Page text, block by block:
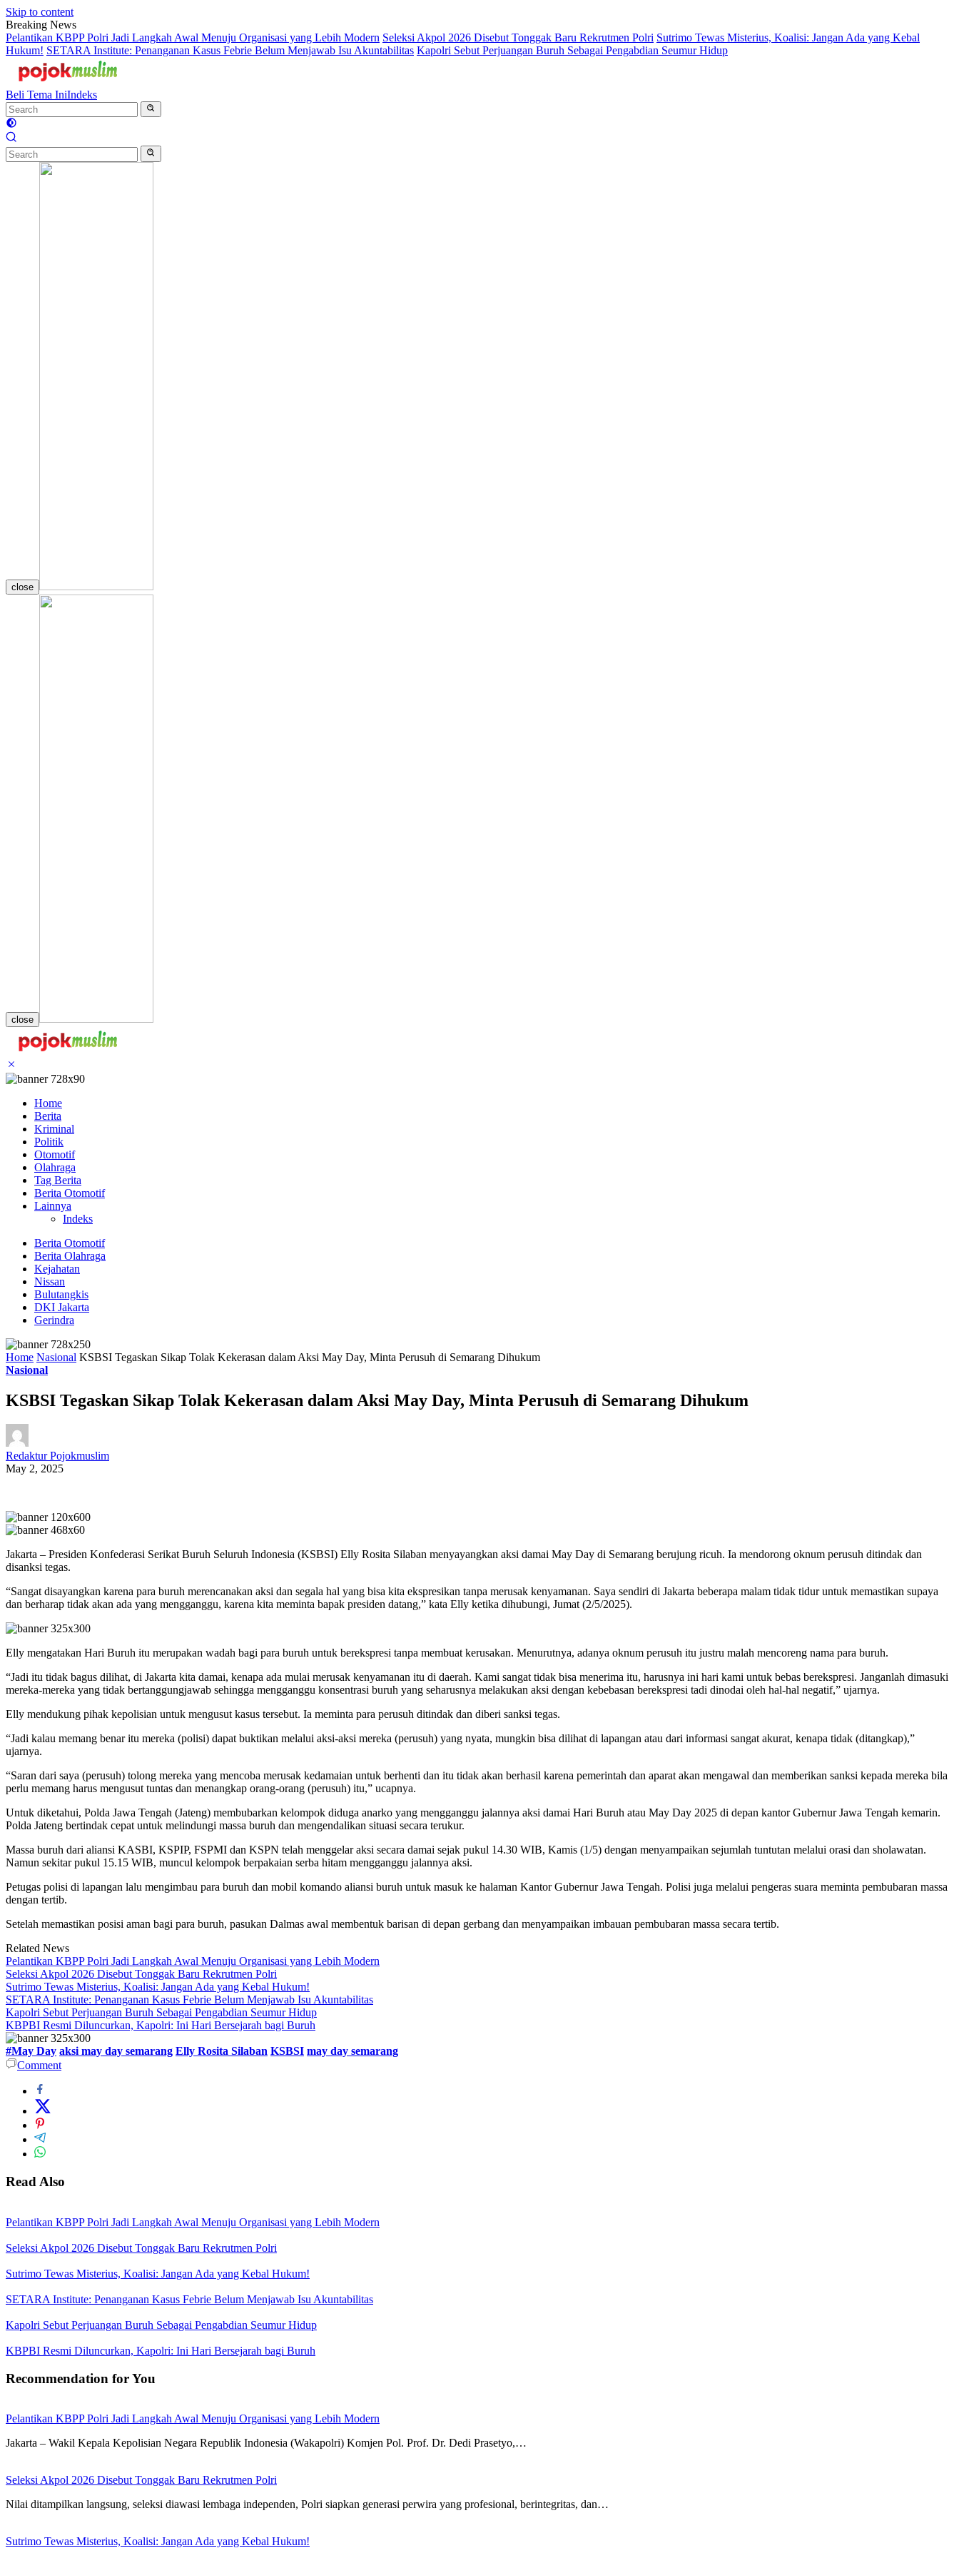
Skip to content
Breaking News
Pelantikan KBPP Polri Jadi Langkah Awal Menuju Organisasi yang Lebih Modern Seleksi Akpol 2026 Disebut Tonggak Baru Rekrutmen Polri Sutrimo Tewas Misterius, Koalisi: Jangan Ada yang Kebal
Hukum! SETARA Institute: Penanganan Kasus Febrie Belum Menjawab Isu Akuntabilitas Kapolri Sebut Perjuangan Buruh Sebagai Pengabdian Seumur Hidup
Beli Tema IniIndeks
close
close
Home
Berita
Kriminal
Politik
Otomotif
Olahraga
Tag Berita
Berita Otomotif
Lainnya
Indeks
Berita Otomotif
Berita Olahraga
Kejahatan
Nissan
Bulutangkis
DKI Jakarta
Gerindra
Home Nasional KSBSI Tegaskan Sikap Tolak Kekerasan dalam Aksi May Day, Minta Perusuh di Semarang Dihukum
Nasional
KSBSI Tegaskan Sikap Tolak Kekerasan dalam Aksi May Day, Minta Perusuh di Semarang Dihukum
Redaktur Pojokmuslim
May 2, 2025
Jakarta – Presiden Konfederasi Serikat Buruh Seluruh Indonesia (KSBSI) Elly Rosita Silaban menyayangkan aksi damai May Day di Semarang berujung ricuh. Ia mendorong oknum perusuh ditindak dan
disanksi tegas.
“Sangat disayangkan karena para buruh merencanakan aksi dan segala hal yang bisa kita ekspresikan tanpa merusak kenyamanan. Saya sendiri di Jakarta beberapa malam tidak tidur untuk memastikan supaya
dan berharap tidak akan ada yang mengganggu, karena kita meminta bapak presiden datang,” kata Elly ketika dihubungi, Jumat (2/5/2025).
Elly mengatakan Hari Buruh itu merupakan wadah bagi para buruh untuk berekspresi tanpa membuat kerusakan. Menurutnya, adanya oknum perusuh itu justru malah mencoreng nama para buruh.
“Jadi itu tidak bagus dilihat, di Jakarta kita damai, kenapa ada mulai merusak kenyamanan itu di daerah. Kami sangat tidak bisa menerima itu, harusnya ini hari kami untuk bebas berekspresi. Janganlah dimasuki
mereka-mereka yang tidak bertanggungjawab sehingga mengganggu konsentrasi buruh yang seharusnya melakukan aksi dengan kebebasan berekspresi tadi dinodai oleh hal-hal negatif,” ujarnya.
Elly mendukung pihak kepolisian untuk mengusut kasus tersebut. Ia meminta para perusuh ditindak dan diberi sanksi tegas.
“Jadi kalau memang benar itu mereka (polisi) dapat buktikan melalui aksi-aksi mereka (perusuh) yang nyata, mungkin bisa dilihat di lapangan atau dari informasi sangat akurat, kenapa tidak (ditangkap),”
ujarnya.
“Saran dari saya (perusuh) tolong mereka yang mencoba merusak kedamaian untuk berhenti dan itu tidak akan berhasil karena pemerintah dan aparat akan mengawal dan memberikan sanksi kepada mereka bila
perlu memang harus mengusut tuntas dan menangkap orang-orang (perusuh) itu,” ucapnya.
Untuk diketahui, Polda Jawa Tengah (Jateng) membubarkan kelompok diduga anarko yang mengganggu jalannya aksi damai Hari Buruh atau May Day 2025 di depan kantor Gubernur Jawa Tengah kemarin.
Polda Jateng bertindak cepat untuk melindungi massa buruh dan mengendalikan situasi secara terukur.
Massa buruh dari aliansi KASBI, KSPIP, FSPMI dan KSPN telah menggelar aksi secara damai sejak pukul 14.30 WIB, Kamis (1/5) dengan menyampaikan sejumlah tuntutan melalui orasi dan sholawatan.
Namun sekitar pukul 15.15 WIB, muncul kelompok berpakaian serba hitam mengganggu jalannya aksi.
Petugas polisi di lapangan lalu mengimbau para buruh dan mobil komando aliansi buruh untuk masuk ke halaman Kantor Gubernur Jawa Tengah. Polisi juga melalui pengeras suara meminta pembubaran massa
dengan tertib.
Setelah memastikan posisi aman bagi para buruh, pasukan Dalmas awal membentuk barisan di depan gerbang dan menyampaikan imbauan pembubaran massa secara tertib.
Related News
Pelantikan KBPP Polri Jadi Langkah Awal Menuju Organisasi yang Lebih Modern
Seleksi Akpol 2026 Disebut Tonggak Baru Rekrutmen Polri
Sutrimo Tewas Misterius, Koalisi: Jangan Ada yang Kebal Hukum!
SETARA Institute: Penanganan Kasus Febrie Belum Menjawab Isu Akuntabilitas
Kapolri Sebut Perjuangan Buruh Sebagai Pengabdian Seumur Hidup
KBPBI Resmi Diluncurkan, Kapolri: Ini Hari Bersejarah bagi Buruh
#May Day aksi may day semarang Elly Rosita Silaban KSBSI may day semarang
Comment
Read Also
Pelantikan KBPP Polri Jadi Langkah Awal Menuju Organisasi yang Lebih Modern
Seleksi Akpol 2026 Disebut Tonggak Baru Rekrutmen Polri
Sutrimo Tewas Misterius, Koalisi: Jangan Ada yang Kebal Hukum!
SETARA Institute: Penanganan Kasus Febrie Belum Menjawab Isu Akuntabilitas
Kapolri Sebut Perjuangan Buruh Sebagai Pengabdian Seumur Hidup
KBPBI Resmi Diluncurkan, Kapolri: Ini Hari Bersejarah bagi Buruh
Recommendation for You
Pelantikan KBPP Polri Jadi Langkah Awal Menuju Organisasi yang Lebih Modern
Jakarta – Wakil Kepala Kepolisian Negara Republik Indonesia (Wakapolri) Komjen Pol. Prof. Dr. Dedi Prasetyo,…
Seleksi Akpol 2026 Disebut Tonggak Baru Rekrutmen Polri
Nilai ditampilkan langsung, seleksi diawasi lembaga independen, Polri siapkan generasi perwira yang profesional, berintegritas, dan…
Sutrimo Tewas Misterius, Koalisi: Jangan Ada yang Kebal Hukum!